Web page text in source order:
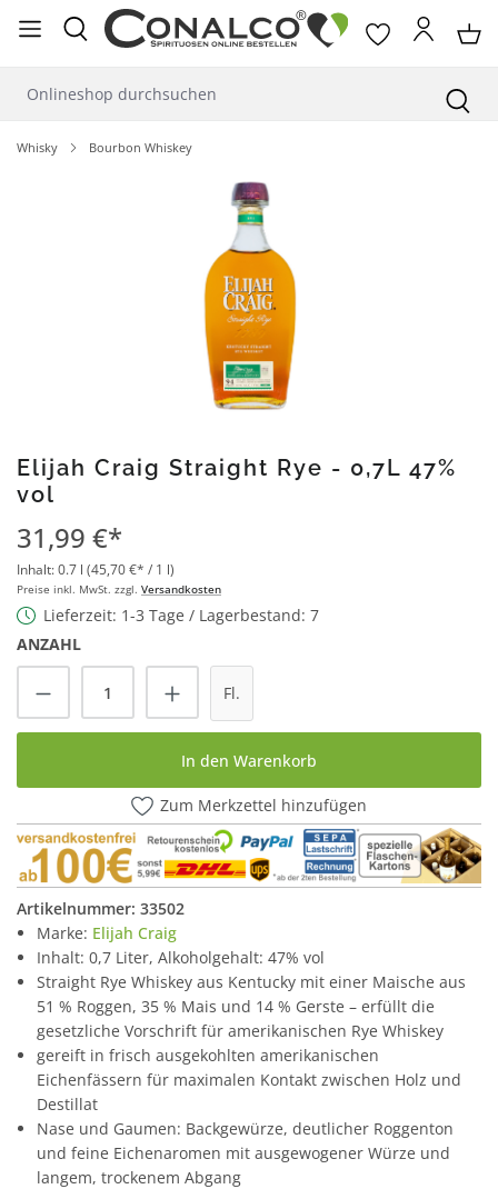
springen
Whisky Bourbon Whiskey
Elijah Craig Straight Rye - 0,7L 47%
vol
31,99 €*
Inhalt:0.7 l (45,70 €* / 1 l)
Preise inkl. MwSt. zzgl. Versandkosten
Lieferzeit: 1-3 Tage / Lagerbestand: 7
ANZAHL
Produkt Anzahl: Gib den gewünschten
Fl.
In den Warenkorb
Zum Merkzettel hinzufügen
Artikelnummer: 33502
Marke: Elijah Craig
Inhalt: 0,7 Liter, Alkoholgehalt: 47% vol
Straight Rye Whiskey aus Kentucky mit einer Maische aus
51 % Roggen, 35 % Mais und 14 % Gerste – erfüllt die
gesetzliche Vorschrift für amerikanischen Rye Whiskey
gereift in frisch ausgekohlten amerikanischen
Eichenfässern für maximalen Kontakt zwischen Holz und
Destillat
Nase und Gaumen: Backgewürze, deutlicher Roggenton
und feine Eichenaromen mit ausgewogener Würze und
langem, trockenem Abgang